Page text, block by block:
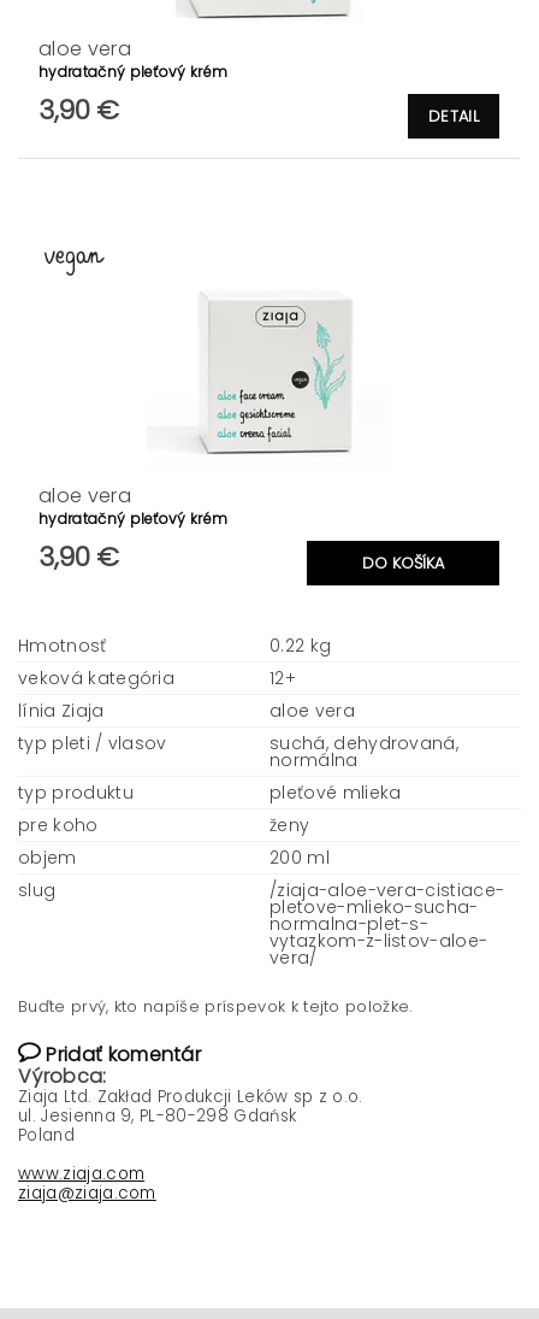
aloe vera
hydratačný pleťový krém
3,90 € DETAIL
aloe vera
hydratačný pleťový krém
3,90 €
Hmotnosť
0.22 kg
veková kategória
12+
línia Ziaja
aloe vera
typ pleti / vlasov
suchá, dehydrovaná,
normálna
typ produktu
pleťové mlieka
pre koho
ženy
objem
200 ml
slug
/ziaja-aloe-vera-cistiace-
pletove-mlieko-sucha-
normalna-plet-s-
vytazkom-z-listov-aloe-
vera/
Buďte prvý, kto napíše príspevok k tejto položke.
Pridať komentár
Výrobca:
Ziaja Ltd. Zakład Produkcji Leków sp z o.o.
ul. Jesienna 9, PL-80-298 Gdańsk
Poland
www.ziaja.com
ziaja@ziaja.com